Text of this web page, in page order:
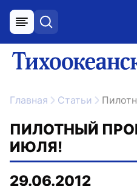
меню поиск
Главная Статьи
ПИЛОТНЫЙ
ИЮЛЯ!
29.06.2012